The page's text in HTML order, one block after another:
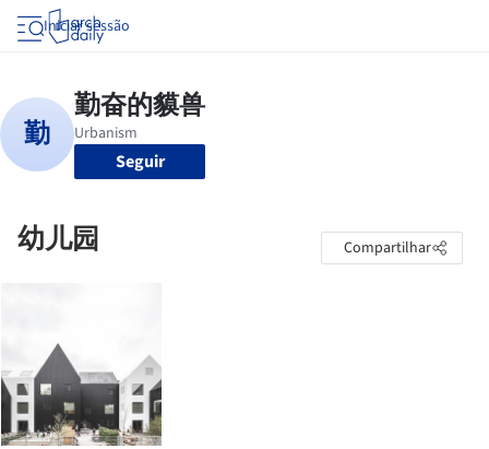
Iniciar sessão
Seguir
幼儿园 Compartilhar